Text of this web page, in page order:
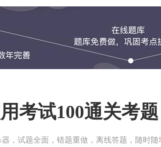
考试100通关考题
器，试题全面，错题重做，离线答题，随时随